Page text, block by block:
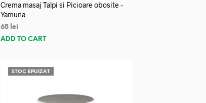
Crema masaj Talpi si Picioare obosite –
Yamuna
65 lei
ADD TO CART
STOC EPUIZAT